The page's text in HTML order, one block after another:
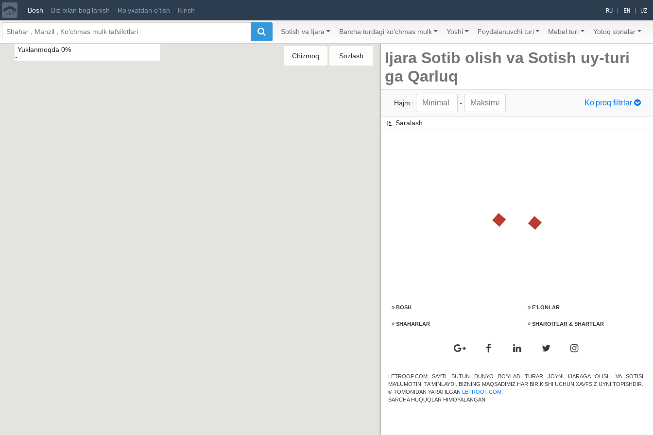
Bosh Biz bilan bog'lanish Ro‘yxatdan o‘tish Kirish RU EN UZ
Sotish va Ijara Barcha turdagi ko'chmas mulk Yoshi Foydalanuvchi turi Mebel turi Yotoq xonalar
Chizmoq Sozlash
Ijara Sotib olish va Sotish uy-turi
ga Qarluq
Hajm : - Ko'proq filtrlar
Saralash
BOSH
SHAHARLAR
E'LONLAR
SHAROITLAR & SHARTLAR
LETROOF.COM SAYTI BUTUN DUNYO BO'YLAB TURAR JOYNI IJARAGA OLISH VA SOTISH
MA'LUMOTINI TA'MINLAYDI. BIZNING MAQSADIMIZ HAR BIR KISHI UCHUN XAVFSIZ UYNI TOPISHDIR.
© TOMONIDAN YARATILGAN LETROOF.COM
BARCHA HUQUQLAR HIMOYALANGAN.
Yuklanmoqda 0%
Ro'yxat